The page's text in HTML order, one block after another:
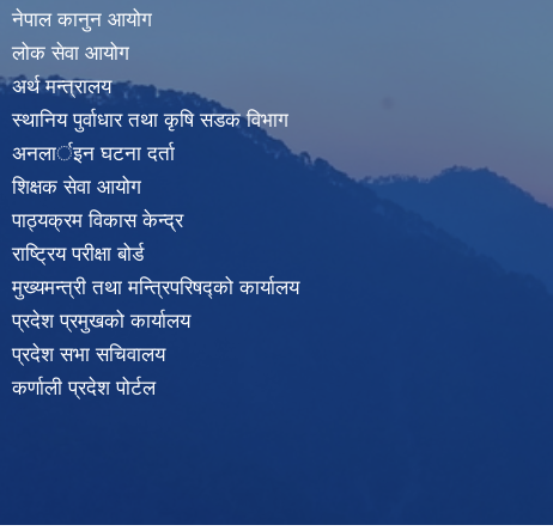
नेपाल कानुन आयोग
लोक सेवा आयोग
अर्थ मन्त्रालय
स्थानिय पुर्वाधार तथा कृषि सडक विभाग
अनलार्इन घटना दर्ता
शिक्षक सेवा आयोग
पाठ्यक्रम विकास केन्द्र
राष्ट्रिय परीक्षा बोर्ड
मुख्यमन्त्री तथा मन्त्रिपरिषद्को कार्यालय
प्रदेश प्रमुखको कार्यालय
प्रदेश सभा सचिवालय
कर्णाली प्रदेश पोर्टल